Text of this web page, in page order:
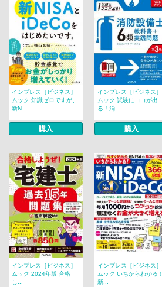
インプレス［ビジネス］
ムック 知識ゼロですが、
新N...
購入
インプレス［ビジネス］
ムック 試験にココが出
る！消...
購入
インプレス［ビジネス］
ムック 2024年版 合格
し...
インプレス［ビジネス］
ムック いちからわかる！
新...